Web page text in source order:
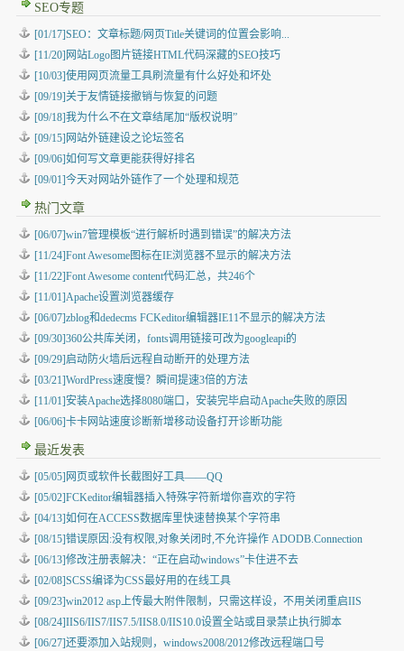
SEO专题
[01/17]SEO：文章标题/网页Title关键词的位置会影响...
[11/20]网站Logo图片链接HTML代码深藏的SEO技巧
[10/03]使用网页流量工具刷流量有什么好处和坏处
[09/19]关于友情链接撤销与恢复的问题
[09/18]我为什么不在文章结尾加“版权说明”
[09/15]网站外链建设之论坛签名
[09/06]如何写文章更能获得好排名
[09/01]今天对网站外链作了一个处理和规范
热门文章
[06/07]win7管理模板“进行解析时遇到错误”的解决方法
[11/24]Font Awesome图标在IE浏览器不显示的解决方法
[11/22]Font Awesome content代码汇总，共246个
[11/01]Apache设置浏览器缓存
[06/07]zblog和dedecms FCKeditor编辑器IE11不显示的解决方法
[09/30]360公共库关闭，fonts调用链接可改为googleapi的
[09/29]启动防火墙后远程自动断开的处理方法
[03/21]WordPress速度慢？瞬间提速3倍的方法
[11/01]安装Apache选择8080端口，安装完毕启动Apache失败的原因
[06/06]卡卡网站速度诊断新增移动设备打开诊断功能
最近发表
[05/05] 网页或软件长截图好工具——QQ
[05/02]FCKeditor编辑器插入特殊字符新增你喜欢的字符
[04/13]如何在ACCESS数据库里快速替换某个字符串
[08/15]错误原因:没有权限,对象关闭时,不允许操作 ADODB.Connection
[06/13]修改注册表解决：“正在启动windows”卡住进不去
[02/08]SCSS编译为CSS最好用的在线工具
[09/23]win2012 asp上传最大附件限制，只需这样设，不用关闭重启IIS
[08/24]IIS6/IIS7/IIS7.5/IIS8.0/IIS10.0设置全站或目录禁止执行脚本
[06/27]还要添加入站规则，windows2008/2012修改远程端口号